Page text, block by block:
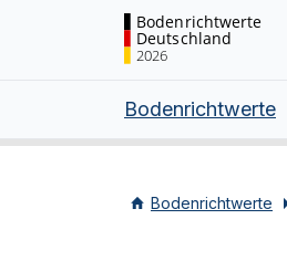
Bodenrichtwerte
Deutschland
2026
Bodenrichtwerte
Bodenrichtwerte